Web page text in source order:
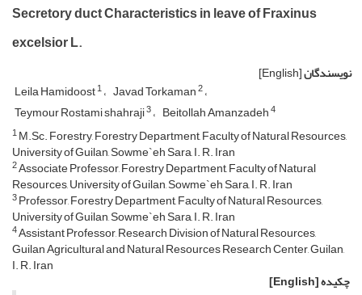
Secretory duct Characteristics in leave of Fraxinus
excelsior L.
نویسندگان[English]
Leila Hamidoost1 Javad Torkaman2
Teymour Rostami shahraji3 Beitollah Amanzadeh4
1M.Sc. Forestry, Forestry Department, Faculty of Natural Resources,
University of Guilan, Sowme`eh Sara, I. R. Iran
2Associate Professor, Forestry Department, Faculty of Natural
Resources, University of Guilan, Sowme`eh Sara, I. R. Iran
3Professor, Forestry Department, Faculty of Natural Resources,
University of Guilan, Sowme`eh Sara, I. R. Iran
4Assistant Professor, Research Division of Natural Resources,
Guilan Agricultural and Natural Resources Research Center, Guilan,
I. R. Iran
چکیده[English]